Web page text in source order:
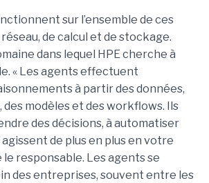
sur l’ensemble de ces
de calcul et de stockage.
dans lequel HPE cherche à
« Les agents effectuent
à partir des données,
des modèles et des workflows. Ils
des décisions, à automatiser
de plus en plus en votre
le responsable. Les agents se
des entreprises, souvent entre les